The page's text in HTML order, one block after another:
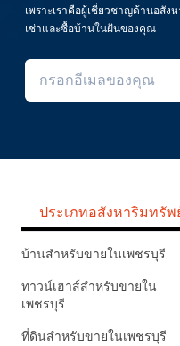
เพราะเราคือผู้เชี่ยวชาญด้านอสั
เช่าและซื้อบ้านในฝันของคุณ
ประเภทอสังหาริมทรัพ
บ้านสำหรับขายในเพชรบุรี
ทาวน์เฮาส์สำหรับขายใน
เพชรบุรี
ที่ดินสำหรับขายในเพชรบุรี